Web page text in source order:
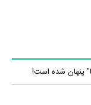
پنهان شده است!